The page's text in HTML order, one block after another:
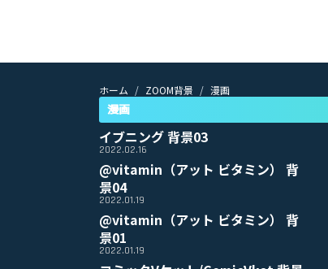
ホーム ZOOM背景 漫画
漫画
イブニング 背景03
2022.02.16
@vitamin（アット ビタミン） 背
景04
2022.01.19
@vitamin（アット ビタミン） 背
景01
2022.01.19